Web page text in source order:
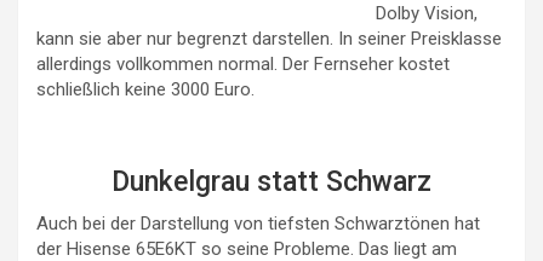
Dolby Vision,
kann sie aber nur begrenzt darstellen. In seiner Preisklasse
allerdings vollkommen normal. Der Fernseher kostet
schließlich keine 3000 Euro.
Dunkelgrau statt Schwarz
Auch bei der Darstellung von tiefsten Schwarztönen hat
der Hisense 65E6KT so seine Probleme. Das liegt am